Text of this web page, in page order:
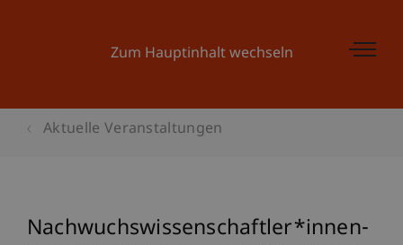
Zum Hauptinhalt wechseln
Aktuelle Veranstaltungen
Nachwuchswissenschaftler*innen-